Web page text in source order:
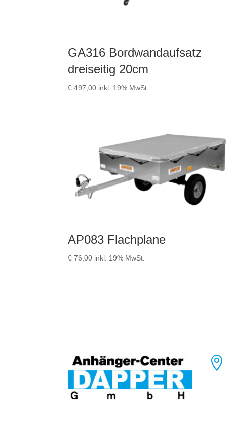
GA316 Bordwandaufsatz
dreiseitig 20cm
€ 497,00 inkl. 19% MwSt.
AP083 Flachplane
€ 76,00 inkl. 19% MwSt.
